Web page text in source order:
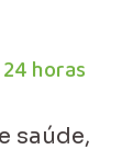
horas
saúde,